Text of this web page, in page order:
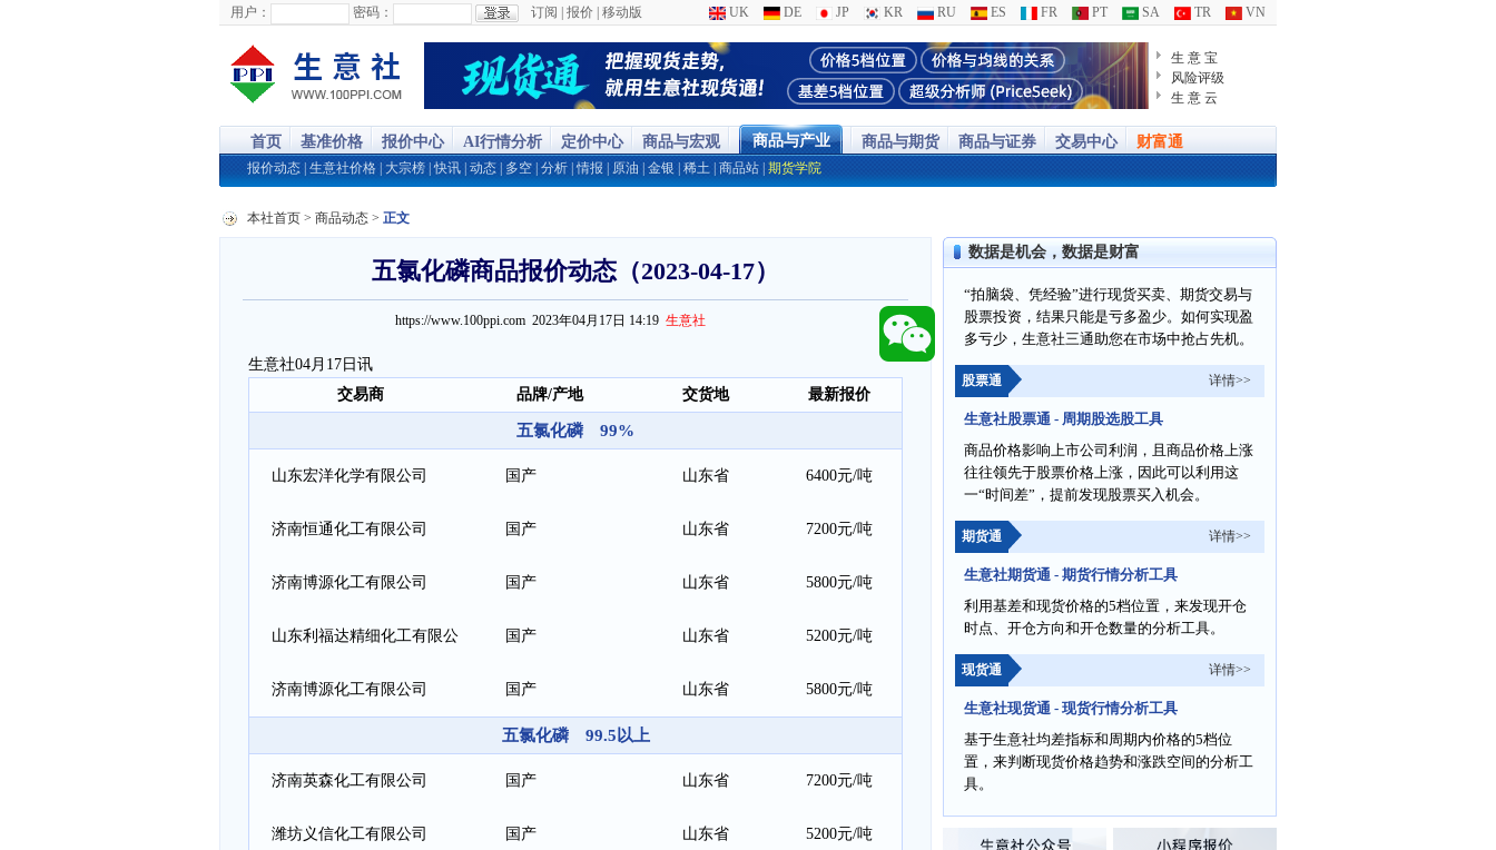
用户： 密码： 订阅 报价 移动版 UK DE JP KR RU ES FR PT SA TR VN
生 意 宝
风险评级
生 意 云
首页 基准价格 报价中心 AI行情分析 定价中心 商品与宏观 商品与产业 商品与期货 商品与证券 交易中心 财富通
报价动态 生意社价格 大宗榜 |快讯 动态 多空 分析 |情报 原油 金银 稀土 商品站 期货学院
本社首页 > 商品动态 > 正文
五氯化磷商品报价动态（2023-04-17）
https://www.100ppi.com 2023年04月17日 14:19 生意社
生意社04月17日讯
交易商
品牌/产地 交货地 最新报价
五氯化磷 99%
山东宏洋化学有限公司 国产 山东省 6400元/吨
济南恒通化工有限公司 国产 山东省 7200元/吨
济南博源化工有限公司 国产 山东省 5800元/吨
山东利福达精细化工有限公
司
国产 山东省 5200元/吨
济南博源化工有限公司 国产 山东省 5800元/吨
五氯化磷 99.5以上
济南英森化工有限公司 国产 山东省 7200元/吨
潍坊义信化工有限公司 国产 山东省 5200元/吨
数据是机会，数据是财富
“拍脑袋、凭经验”进行现货买卖、期货交易与
股票投资，结果只能是亏多盈少。如何实现盈
多亏少，生意社三通助您在市场中抢占先机。
股票通 详情>>
生意社股票通 - 周期股选股工具
商品价格影响上市公司利润，且商品价格上涨
往往领先于股票价格上涨，因此可以利用这
一“时间差”，提前发现股票买入机会。
期货通 详情>>
生意社期货通 - 期货行情分析工具
利用基差和现货价格的5档位置，来发现开仓
时点、开仓方向和开仓数量的分析工具。
现货通 详情>>
生意社现货通 - 现货行情分析工具
基于生意社均差指标和周期内价格的5档位
置，来判断现货价格趋势和涨跌空间的分析工
具。